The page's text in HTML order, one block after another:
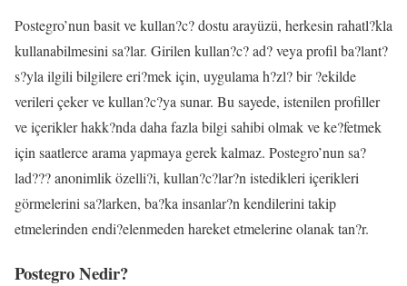
Postegro’nun basit ve kullan?c? dostu arayüzü, herkesin rahatl?kla
kullanabilmesini sa?lar. Girilen kullan?c? ad? veya profil ba?lant?
s?yla ilgili bilgilere eri?mek için, uygulama h?zl? bir ?ekilde
verileri çeker ve kullan?c?ya sunar. Bu sayede, istenilen profiller
ve içerikler hakk?nda daha fazla bilgi sahibi olmak ve ke?fetmek
için saatlerce arama yapmaya gerek kalmaz. Postegro’nun sa?
lad??? anonimlik özelli?i, kullan?c?lar?n istedikleri içerikleri
görmelerini sa?larken, ba?ka insanlar?n kendilerini takip
etmelerinden endi?elenmeden hareket etmelerine olanak tan?r.
Postegro Nedir?